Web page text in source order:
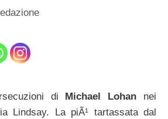
di Michael Lohan nei
Lindsay. La piÃ¹ tartassata dal